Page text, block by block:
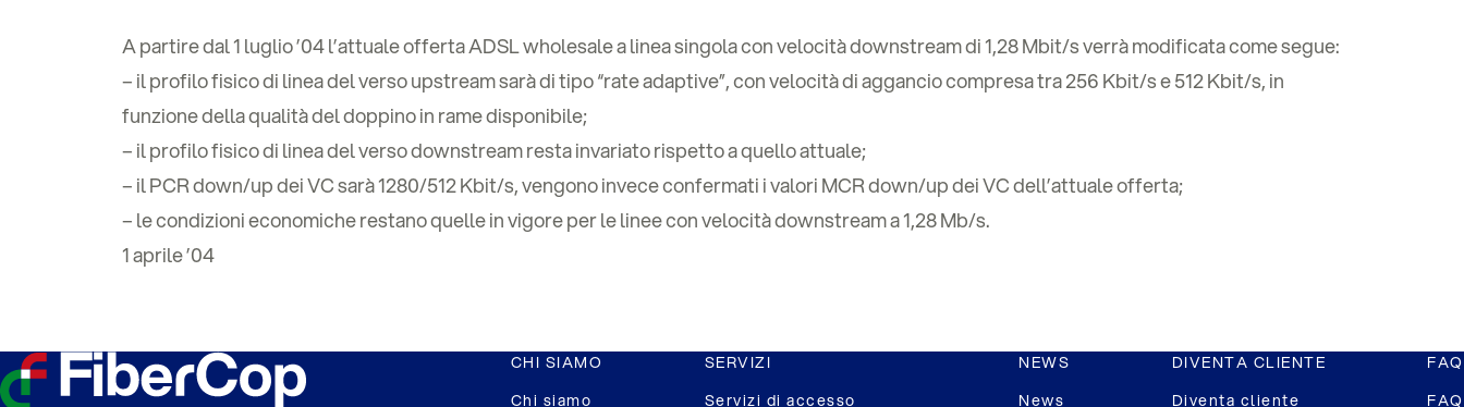
A partire dal 1 luglio ’04 l’attuale offerta ADSL wholesale a linea singola con velocità downstream di 1,28 Mbit/s verrà modificata come segue:
– il profilo fisico di linea del verso upstream sarà di tipo “rate adaptive”, con velocità di aggancio compresa tra 256 Kbit/s e 512 Kbit/s, in
funzione della qualità del doppino in rame disponibile;
– il profilo fisico di linea del verso downstream resta invariato rispetto a quello attuale;
– il PCR down/up dei VC sarà 1280/512 Kbit/s, vengono invece confermati i valori MCR down/up dei VC dell’attuale offerta;
– le condizioni economiche restano quelle in vigore per le linee con velocità downstream a 1,28 Mb/s.
1 aprile ’04
CHI SIAMO
Chi siamo
SERVIZI
Servizi di accesso
NEWS
News
DIVENTA CLIENTE
Diventa cliente
FAQ
FAQ